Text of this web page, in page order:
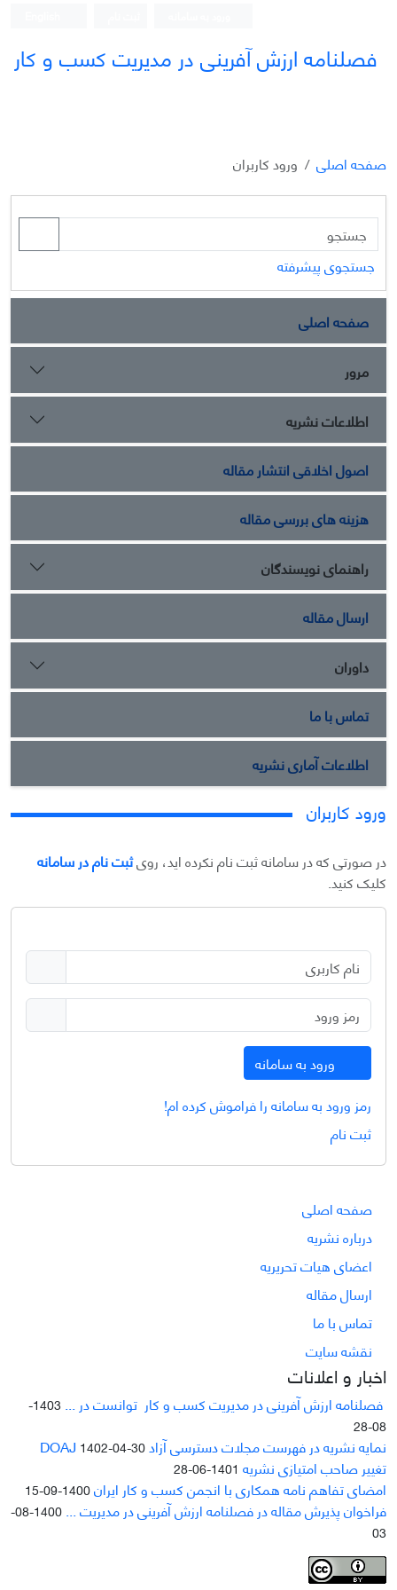
فصلنامه ارزش آفرینی در مدیریت کسب و کار
صفحه اصلی ورود کاربران
جستجوی پیشرفته
صفحه اصلی
مرور
اطلاعات نشریه
اصول اخلاقی انتشار مقاله
هزینه های بررسی مقاله
راهنمای نویسندگان
ارسال مقاله
داوران
تماس با ما
اطلاعات آماری نشریه
ورود کاربران
در صورتی که در سامانه ثبت نام نکرده اید، رویثبت نام در سامانه
کلیک کنید.
ورود به سامانه
رمز ورود به سامانه را فراموش کرده ام!
ثبت نام
صفحه اصلی
درباره نشریه
اعضای هیات تحریریه
ارسال مقاله
تماس با ما
نقشه سایت
اخبار و اعلانات
فصلنامه ارزش آفرینی در مدیریت کسب و کار توانست در ...
1403-
08-28
نمایه نشریه در فهرست مجلات دسترسی آزاد DOAJ1402-04-30
تغییر صاحب امتیازی نشریه 1401-06-28
امضای تفاهم نامه همکاری با انجمن کسب و کار ایران1400-09-15
فراخوان پذیرش مقاله در فصلنامه ارزش آفرینی در مدیریت ...
1400-08-
03